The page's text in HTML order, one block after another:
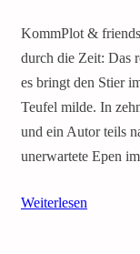
KommPlot &
durch die Zeit: Das
es bringt den Stier
Teufel milde. In
und ein Autor teils
unerwartete Epen
Weiterlesen